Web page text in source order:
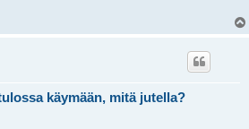
käymään, mitä jutella?